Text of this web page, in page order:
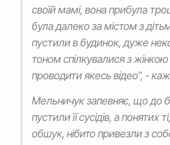
своїй мамі, вона прибула
була далеко за містом з
пустили в будинок, дуже
тоном спілкувалися з
проводити якесь відео”, -
Мельничук запевняє, що до
пустили її сусідів, а понятих
обшук, нібито привезли з